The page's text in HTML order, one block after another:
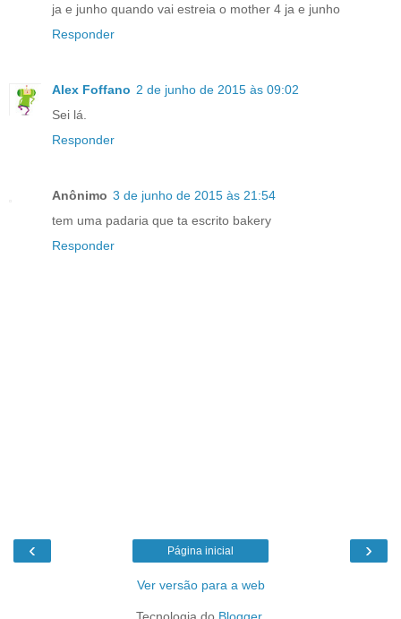
ja e junho quando vai estreia o mother 4 ja e junho
Responder
Alex Foffano 2 de junho de 2015 às 09:02
Sei lá.
Responder
Anônimo 3 de junho de 2015 às 21:54
tem uma padaria que ta escrito bakery
Responder
‹ ›
Página inicial
Ver versão para a web
Tecnologia do Blogger.